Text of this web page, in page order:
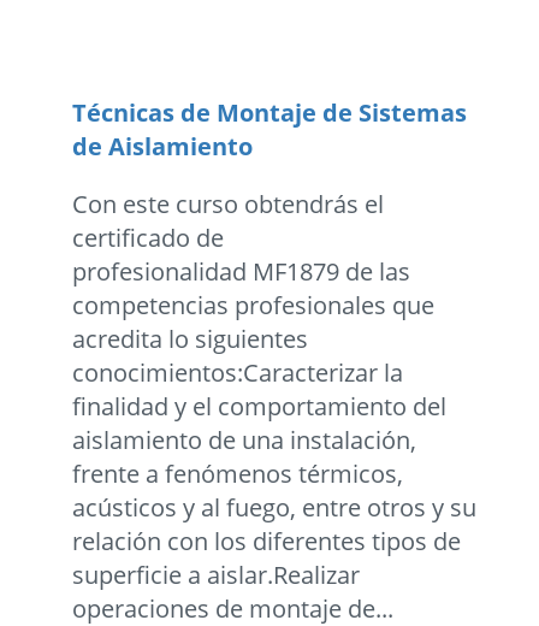
Técnicas de Montaje de Sistemas
de Aislamiento
Con este curso obtendrás el
certificado de
profesionalidad MF1879 de las
competencias profesionales que
acredita lo siguientes
conocimientos:Caracterizar la
finalidad y el comportamiento del
aislamiento de una instalación,
frente a fenómenos térmicos,
acústicos y al fuego, entre otros y su
relación con los diferentes tipos de
superficie a aislar.Realizar
operaciones de montaje de...